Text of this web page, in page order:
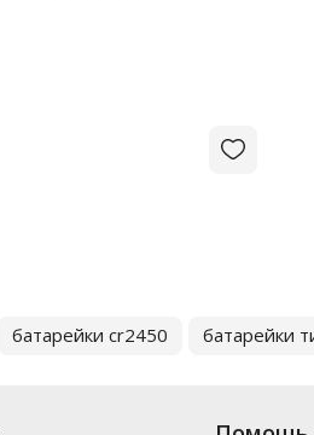
батарейки cr2450 батарейки